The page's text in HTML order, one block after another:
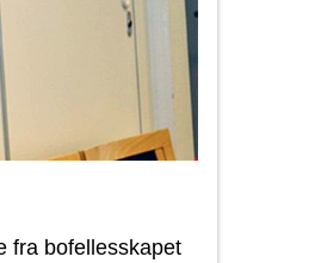
fra bofellesskapet